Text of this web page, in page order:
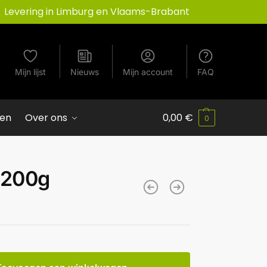
Levering in Limburg en Vlaams-Brabant
Mijn lijst Nieuws Mijn account FAQ
Over ons 0,00 € 0